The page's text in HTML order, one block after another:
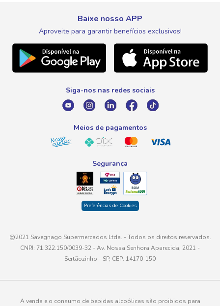
Natal
Promoção Fim de Ano
Canal de Ética
Meus Descontos
WhatsApp
Telefone
0800 016 6680
atendimento@savegnago.com.br
Baixe nosso APP
Aproveite para garantir benefícios exclusivos!
Siga-nos nas redes sociais
Meios de pagamentos
Segurança
Preferências de Cookies
@2021 Savegnago Supermercados Ltda. - Todos os direitos reservados.
CNPJ: 71.322.150/0039-32 - Av. Nossa Senhora Aparecida, 2021 -
Sertãozinho - SP, CEP: 14170-150
A venda e o consumo de bebidas alcoólicas são proibidos para